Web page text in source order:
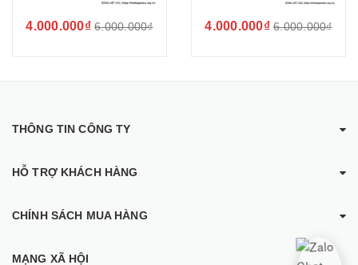
4.000.000₫ 6.000.000₫ 4.000.000₫ 6.000.000₫
THÔNG TIN CÔNG TY
HỖ TRỢ KHÁCH HÀNG
CHÍNH SÁCH MUA HÀNG
MẠNG XÃ HỘI